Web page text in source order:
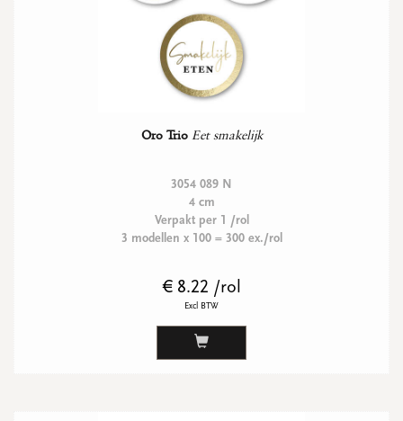
Oro Trio Eet smakelijk
3054 089 N
4 cm
Verpakt per 1 /rol
3 modellen x 100 = 300 ex./rol
€ 8.22 /rol
Excl BTW